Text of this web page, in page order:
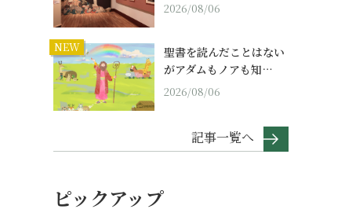
2026/08/06
NEW
聖書を読んだことはない
がアダムもノアも知…
2026/08/06
記事一覧へ
ピックアップ